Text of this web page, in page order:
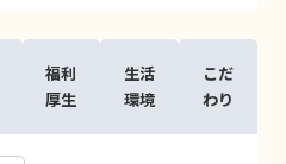
福利
厚生
生活
環境
こだ
わり